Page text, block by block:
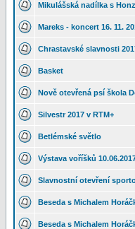
Mikulášská nadílka s
Mareks - koncert 16. 11.
Chrastavské slavnosti
Basket
Nově otevřená psí škola
Silvestr 2017 v RTM+
Betlémské světlo
Výstava voříšků
Slavnostní otevření
Beseda s Michalem
Beseda s Michalem